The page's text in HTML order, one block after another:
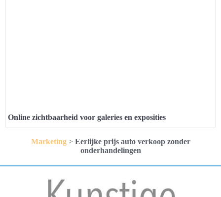
Online zichtbaarheid voor galeries en exposities
Marketing> Eerlijke prijs auto verkoop zonder
onderhandelingen